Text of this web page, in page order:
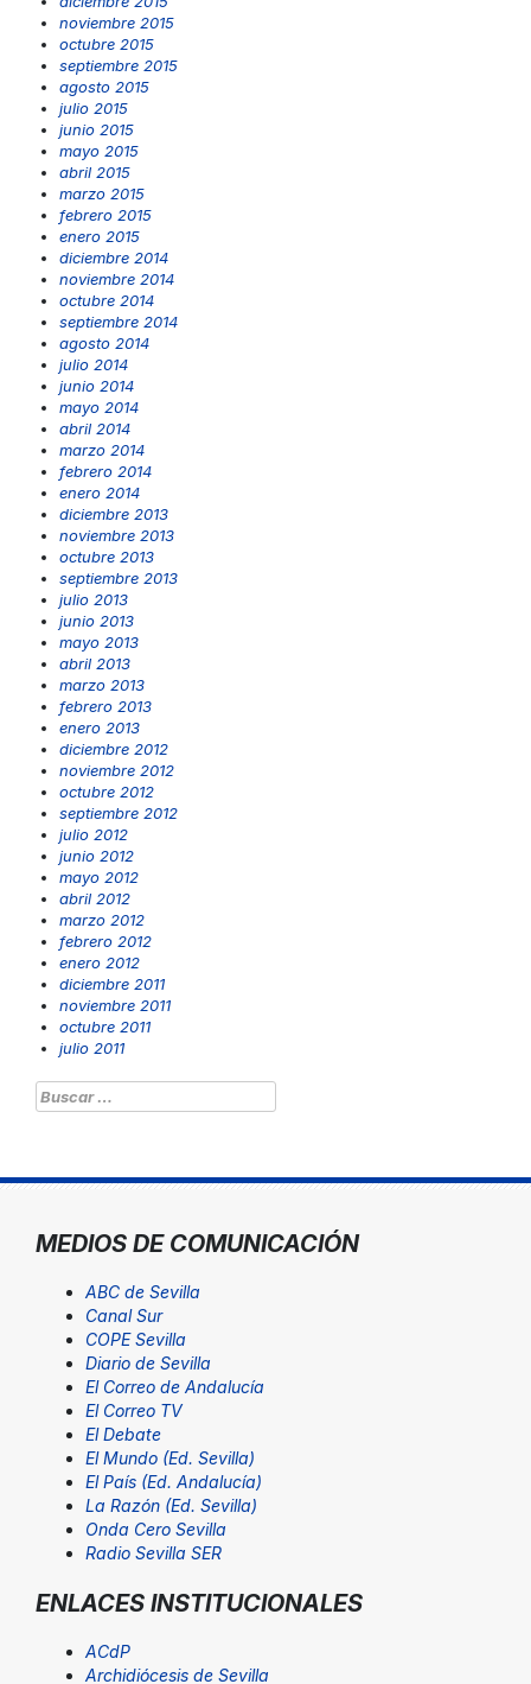
noviembre 2015
octubre 2015
septiembre 2015
agosto 2015
julio 2015
junio 2015
mayo 2015
abril 2015
marzo 2015
febrero 2015
enero 2015
diciembre 2014
noviembre 2014
octubre 2014
septiembre 2014
agosto 2014
julio 2014
junio 2014
mayo 2014
abril 2014
marzo 2014
febrero 2014
enero 2014
diciembre 2013
noviembre 2013
octubre 2013
septiembre 2013
julio 2013
junio 2013
mayo 2013
abril 2013
marzo 2013
febrero 2013
enero 2013
diciembre 2012
noviembre 2012
octubre 2012
septiembre 2012
julio 2012
junio 2012
mayo 2012
abril 2012
marzo 2012
febrero 2012
enero 2012
diciembre 2011
noviembre 2011
octubre 2011
julio 2011
Buscar:
MEDIOS DE COMUNICACIÓN
ABC de Sevilla
Canal Sur
COPE Sevilla
Diario de Sevilla
El Correo de Andalucía
El Correo TV
El Debate
El Mundo (Ed. Sevilla)
El País (Ed. Andalucía)
La Razón (Ed. Sevilla)
Onda Cero Sevilla
Radio Sevilla SER
ENLACES INSTITUCIONALES
ACdP
Archidiócesis de Sevilla